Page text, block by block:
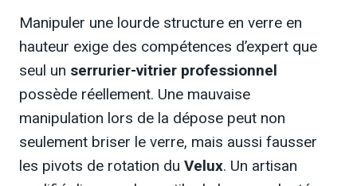
Manipuler une lourde structure en verre en
hauteur exige des compétences d’expert que
seul un serrurier-vitrier professionnel
possède réellement. Une mauvaise
manipulation lors de la dépose peut non
seulement briser le verre, mais aussi fausser
les pivots de rotation du Velux. Un artisan